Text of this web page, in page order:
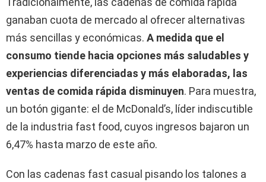
ganaban cuota de mercado al ofrecer alternativas
más sencillas y económicas. A medida que el
consumo tiende hacia opciones más saludables y
experiencias diferenciadas y más elaboradas, las
ventas de comida rápida disminuyen. Para muestra,
un botón gigante: el de McDonald’s, líder indiscutible
de la industria fast food, cuyos ingresos bajaron un
6,47% hasta marzo de este año.
Con las cadenas fast casual pisando los talones a